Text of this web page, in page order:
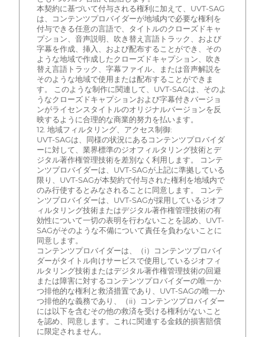
本契約に基づいて付与される権利に加えて、UVT-SAG
は、コンテンツプロバイダーが地域内で必要な権利を
付与できる任意の言語で、タイトルのクローズドキャ
プション、音声説明、吹き替え言語トラック、および
字幕を作成、挿入、および配布することができ、その
ような地域で作成したクローズドキャプション、吹き
替え言語トラック、字幕ファイル、または音声解説を
そのような地域で使用または配布することができま
す。 このような制作に関連して、UVT-SAGは、そのよ
うなクローズドキャプションおよび字幕付きバージョ
ンがライセンスタイトルのオリジナルバージョンを反
映するように合理的な商業的努力を払います。
12. 地域フィルタリング、アクセス制御:
UVT-SAGは、同様の状況にあるコンテンツプロバイダ
ーに対して、業界標準のジオフィルタリング技術とデ
ジタル著作権管理技術を差別なく利用します。 コンテ
ンツプロバイダーは、UVT-SAGが上記に準拠している
限り、UVT-SAGが本契約で付与された権利を地域内で
のみ行使するとみなされることに同意します。 コンテ
ンツプロバイダーは、UVT-SAGが採用しているジオフ
ィルタリング技術またはデジタル著作権管理技術の有
効性について一切の表明を行わないことを認め、UVT-
SAGがそのような不備について責任を負わないことに
同意します。
コンテンツプロバイダーは、（i）コンテンツプロバイ
ダーがタイトル向けサービスで使用しているジオフィ
ルタリング技術またはデジタル著作権管理技術の回避
または障害に対するコンテンツプロバイダーの唯一か
つ排他的な権利と救済措置であり、UVT-SAGの唯一か
つ排他的な義務であり、（ii）コンテンツプロバイダー
には以下を含むその他の救済を受ける権利がないこと
を認め、同意します。これに関連する金銭的損害賠償
に限定されません。